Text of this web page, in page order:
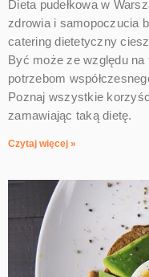
Dieta pudełkowa w
zdrowia i samopoczucia
catering dietetyczny
Być może ze względu na
potrzebom
Poznaj wszystkie
zamawiając taką dietę.
Czytaj więcej »